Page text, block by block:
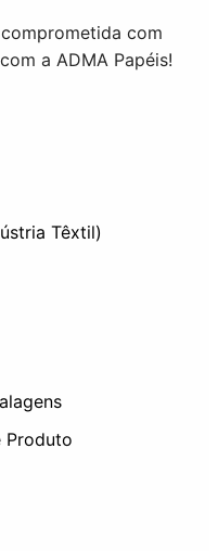
com
a ADMA Papéis!
Têxtil)
Produto